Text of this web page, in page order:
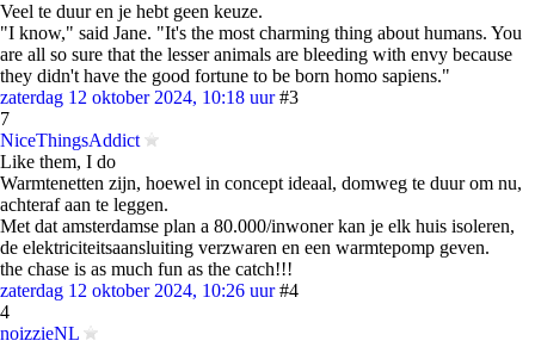
Veel te duur en je hebt geen keuze.
"I know," said Jane. "It's the most charming thing about humans. You
are all so sure that the lesser animals are bleeding with envy because
they didn't have the good fortune to be born homo sapiens."
zaterdag 12 oktober 2024, 10:18 uur #3
7
NiceThingsAddict
Like them, I do
Warmtenetten zijn, hoewel in concept ideaal, domweg te duur om nu,
achteraf aan te leggen.
Met dat amsterdamse plan a 80.000/inwoner kan je elk huis isoleren,
de elektriciteitsaansluiting verzwaren en een warmtepomp geven.
the chase is as much fun as the catch!!!
zaterdag 12 oktober 2024, 10:26 uur #4
4
noizzieNL